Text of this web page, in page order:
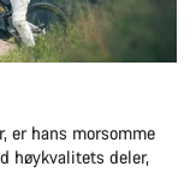
er hans morsomme
høykvalitets deler,